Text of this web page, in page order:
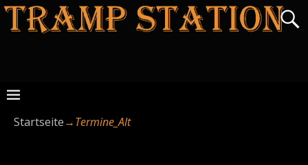
Startseite→Termine_Alt